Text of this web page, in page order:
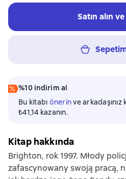
Satın alın
%10 indirim al
Bu kitabı önerinve arkadaşınız
₺41,14 kazanın.
Kitap hakkında
Brighton, rok 1997. Młody
zafascynowany swoją pracą,